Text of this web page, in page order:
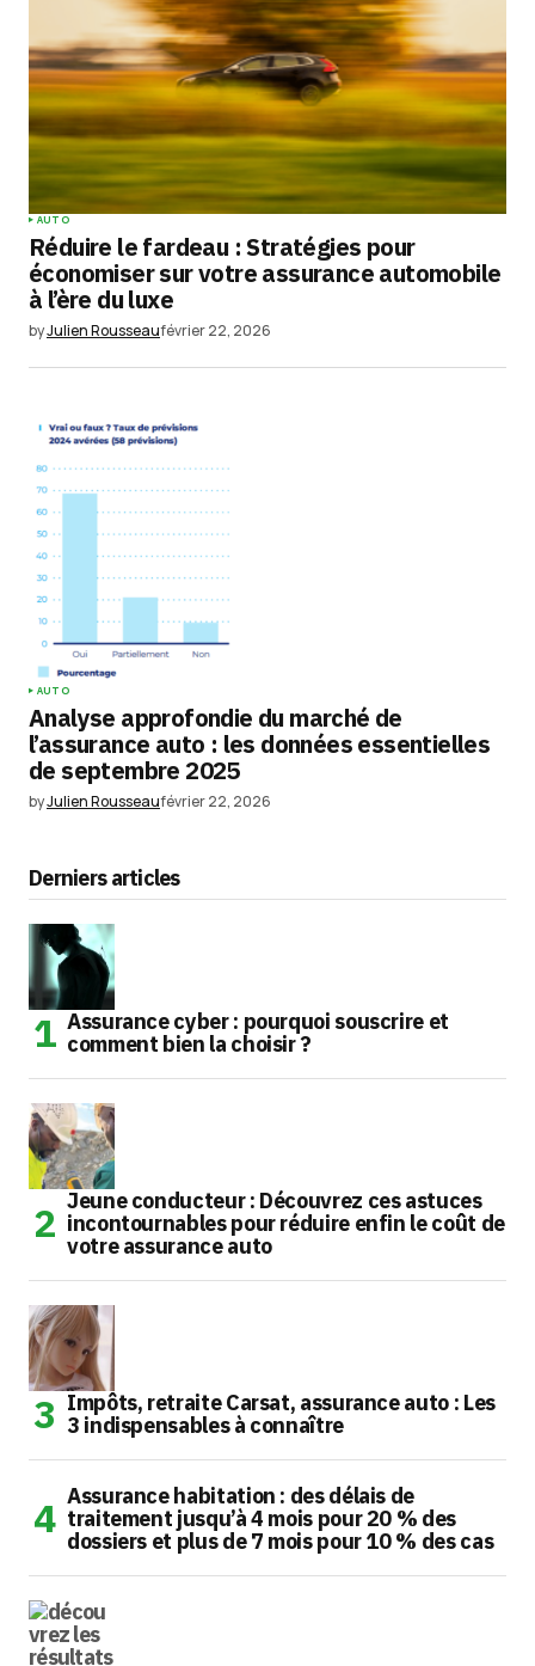
AUTO
Réduire le fardeau : Stratégies pour
économiser sur votre assurance automobile
à l’ère du luxe
byJulien Rousseaufévrier 22, 2026
AUTO
Analyse approfondie du marché de
l’assurance auto : les données essentielles
de septembre 2025
byJulien Rousseaufévrier 22, 2026
Derniers articles
Assurance cyber : pourquoi souscrire et
comment bien la choisir ?
Jeune conducteur : Découvrez ces astuces
incontournables pour réduire enfin le coût de
votre assurance auto
Impôts, retraite Carsat, assurance auto : Les
3 indispensables à connaître
Assurance habitation : des délais de
traitement jusqu’à 4 mois pour 20 % des
dossiers et plus de 7 mois pour 10 % des cas